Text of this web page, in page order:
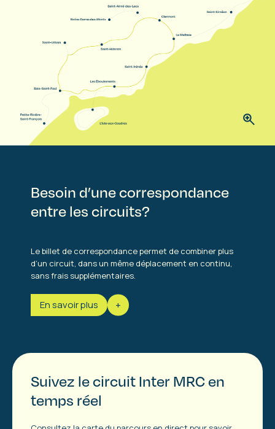
Besoin d’une correspondance
entre les circuits?
Le billet de correspondance permet de combiner plus
d’un circuit, dans un même déplacement en continu,
sans frais supplémentaires.
En savoir plus
Suivez le circuit Inter MRC en
temps réel